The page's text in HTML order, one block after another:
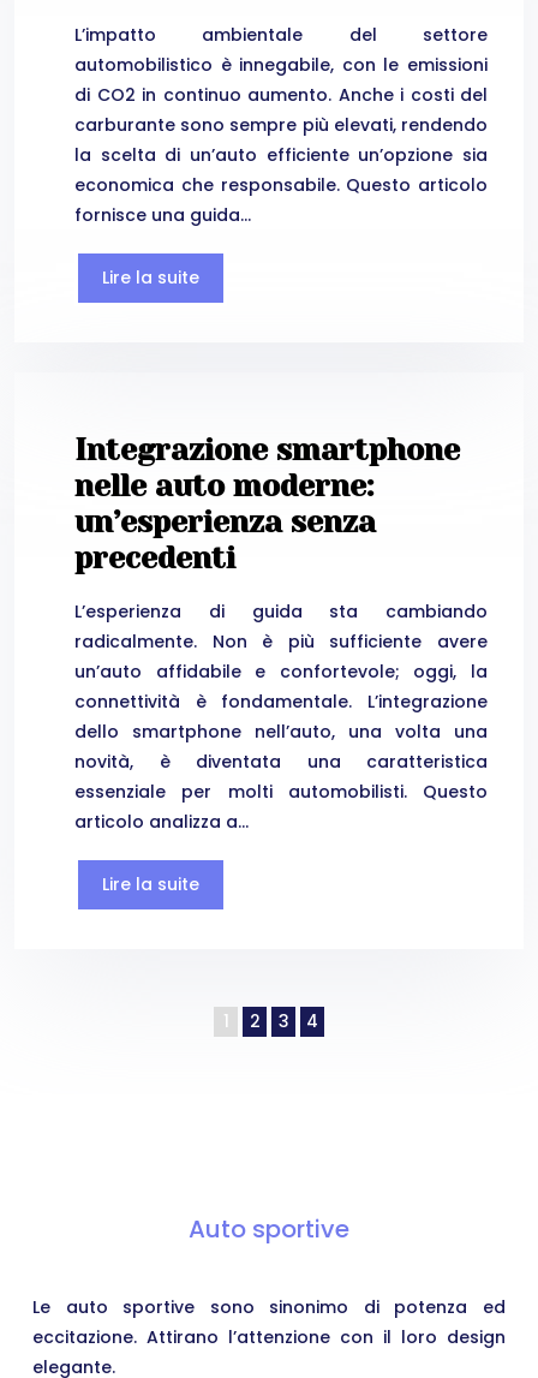
L’impatto ambientale del settore
automobilistico è innegabile, con le emissioni
di CO2 in continuo aumento. Anche i costi del
carburante sono sempre più elevati, rendendo
la scelta di un’auto efficiente un’opzione sia
economica che responsabile. Questo articolo
fornisce una guida…
Lire la suite
Integrazione smartphone
nelle auto moderne:
un’esperienza senza
precedenti
L’esperienza di guida sta cambiando
radicalmente. Non è più sufficiente avere
un’auto affidabile e confortevole; oggi, la
connettività è fondamentale. L’integrazione
dello smartphone nell’auto, una volta una
novità, è diventata una caratteristica
essenziale per molti automobilisti. Questo
articolo analizza a…
Lire la suite
1 2 3 4
Auto sportive
Le auto sportive sono sinonimo di potenza ed
eccitazione. Attirano l’attenzione con il loro design
elegante.